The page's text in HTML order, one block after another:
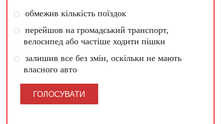
обмежив кількість поїздок
перейшов на громадський транспорт,
велосипед або частіше ходити пішки
залишив все без змін, оскільки не мають
власного авто